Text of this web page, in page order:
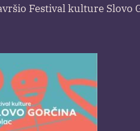
Festival kulture